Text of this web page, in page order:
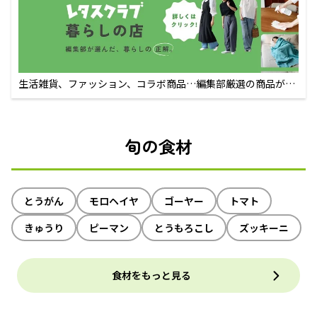
生活雑貨、ファッション、コラボ商品…編集部厳選の商品が買
えるECサイト
旬の食材
とうがん モロヘイヤ ゴーヤー
トマト
きゅうり
ピーマン とうもろこし ズッキーニ
食材をもっと見る